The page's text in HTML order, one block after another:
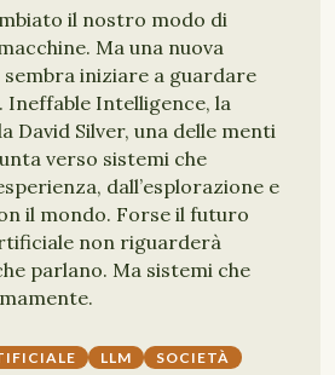
il nostro modo di
Ma una nuova
iniziare a guardare
Ineffable Intelligence, la
David Silver, una delle menti
verso sistemi che
dall’esplorazione e
il mondo. Forse il futuro
non riguarderà
parlano. Ma sistemi che
LLM
SOCIETÀ